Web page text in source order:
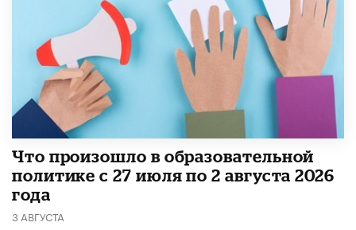
​Что произошло в образовательной
политике с 27 июля по 2 августа 2026
года
3 АВГУСТА